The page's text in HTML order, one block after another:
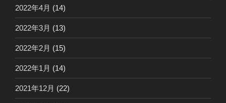
2022年4月 (14)
2022年3月 (13)
2022年2月 (15)
2022年1月 (14)
2021年12月 (22)